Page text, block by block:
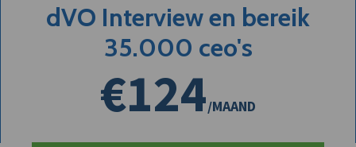
dVO Interview en bereik
35.000 ceo's
€124/MAAND